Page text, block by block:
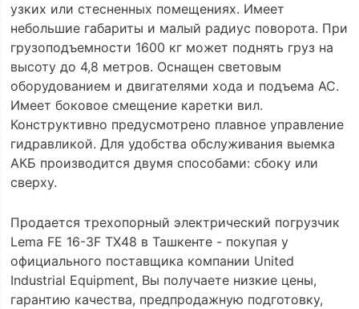
узких или стесненных помещениях. Имеет
небольшие габариты и малый радиус поворота. При
грузоподъемности 1600 кг может поднять груз на
высоту до 4,8 метров. Оснащен световым
оборудованием и двигателями хода и подъема АС.
Имеет боковое смещение каретки вил.
Конструктивно предусмотрено плавное управление
гидравликой. Для удобства обслуживания выемка
АКБ производится двумя способами: сбоку или
сверху.
Продается трехопорный электрический погрузчик
Lema FE 16-3F TX48 в Ташкенте - покупая у
официального поставщика компании United
Industrial Equipment, Вы получаете низкие цены,
гарантию качества, предпродажную подготовку,